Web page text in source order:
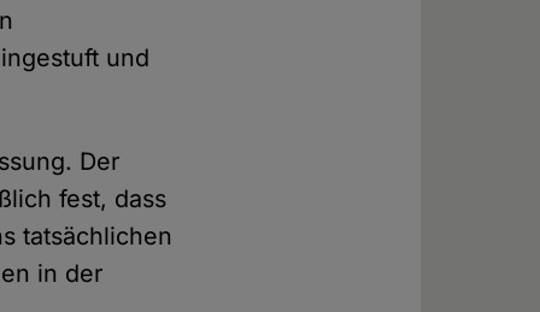
und
Der
fest, dass
tatsächlichen
in der